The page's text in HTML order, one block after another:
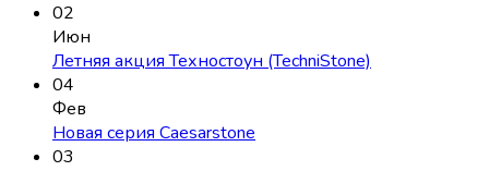
02
Июн
Летняя акция Техностоун (TechniStone)
04
Фев
Новая серия Caesarstone
03